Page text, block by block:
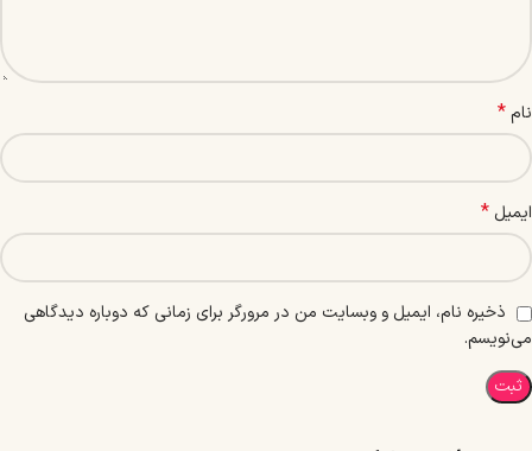
نام*
ایمیل *
ذخیره نام، ایمیل و وبسایت من در مرورگر برای زمانی که دوباره دیدگاهی
می‌نویسم.